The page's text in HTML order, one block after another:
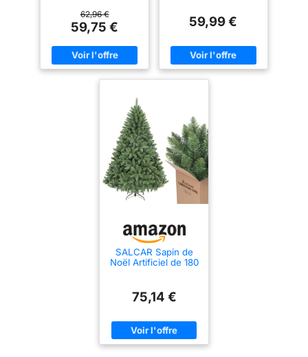
62,96 €
59,75 € 59,99 €
SALCAR Sapin de
Noël Artificiel de 180
Sapin Nordmann
Vert avec système
surdimensionné
d’env. 126 cm
75,14 €